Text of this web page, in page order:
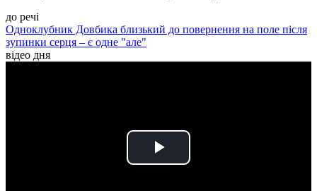
до речі
Одноклубник Довбика близький до повернення на поле після
зупинки серця – є одне "але"
відео дня
Play